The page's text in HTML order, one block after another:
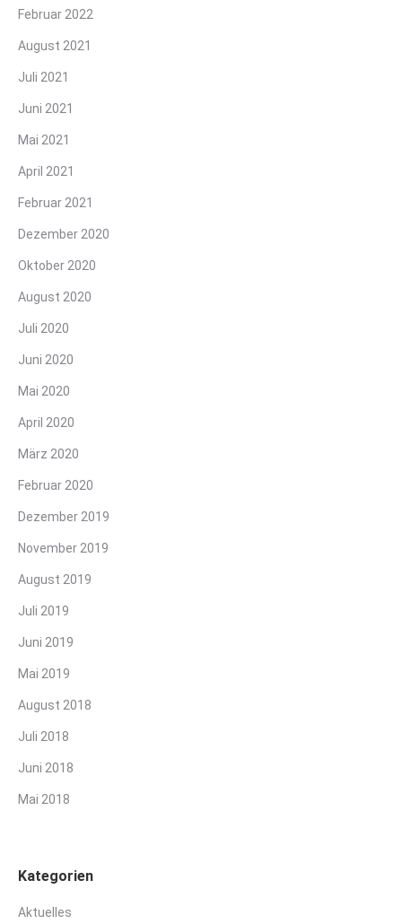
Februar 2022
August 2021
Juli 2021
Juni 2021
Mai 2021
April 2021
Februar 2021
Dezember 2020
Oktober 2020
August 2020
Juli 2020
Juni 2020
Mai 2020
April 2020
März 2020
Februar 2020
Dezember 2019
November 2019
August 2019
Juli 2019
Juni 2019
Mai 2019
August 2018
Juli 2018
Juni 2018
Mai 2018
Kategorien
Aktuelles